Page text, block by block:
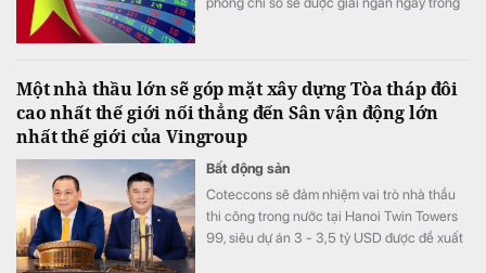
Một nhà thầu lớn sẽ góp mặt xây dựng Tòa tháp đôi
cao nhất thế giới nối thẳng đến Sân vận động lớn
nhất thế giới của Vingroup
Bất động sản
Coteccons sẽ đảm nhiệm vai trò nhà thầu
thi công trong nước tại Hanoi Twin Towers
99, siêu dự án 3 - 3,5 tỷ USD được đề xuất